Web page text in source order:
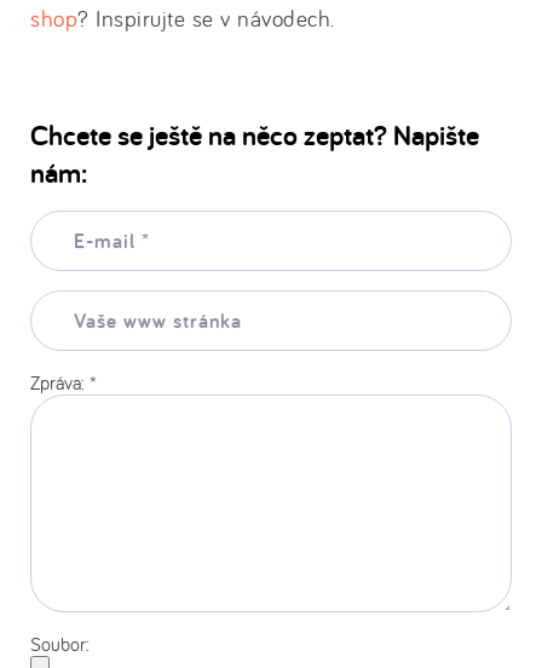
shop? Inspirujte se v návodech.
Chcete se ještě na něco zeptat? Napište
nám:
E-
mail:
Vaše
www
stránka:
Zpráva: *
Soubor: